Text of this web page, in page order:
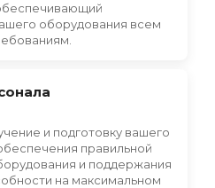
оборудования всем
и подготовку вашего
правильной
и поддержания
на максимальном